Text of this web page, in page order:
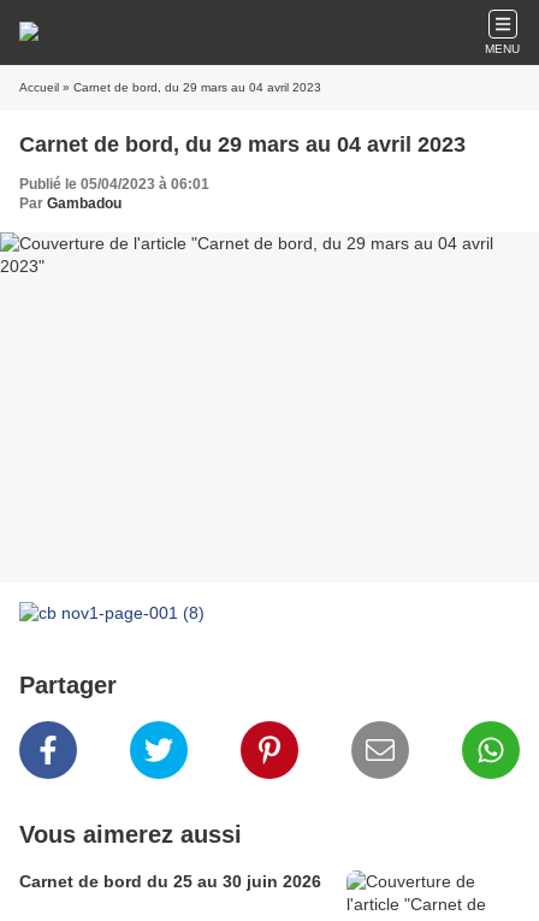
MENU
Accueil » Carnet de bord, du 29 mars au 04 avril 2023
Carnet de bord, du 29 mars au 04 avril 2023
Publié le 05/04/2023 à 06:01
Par Gambadou
Partager
Vous aimerez aussi
Carnet de bord du 25 au 30 juin 2026